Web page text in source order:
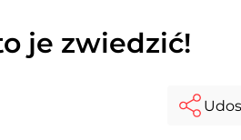
je zwiedzić!